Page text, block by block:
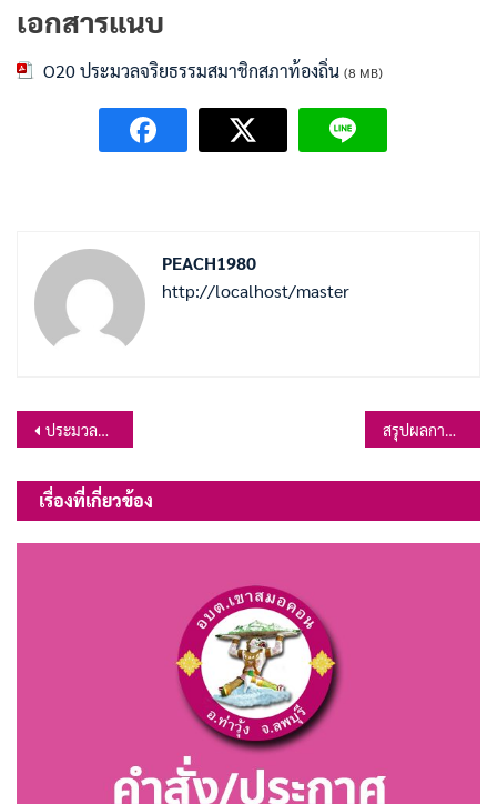
เอกสารแนบ
O20 ประมวลจริยธรรมสมาชิกสภาท้องถิ่น (8 MB)
PEACH1980
http://localhost/master
แนะแนว
เรื่อง
ประมวลจริยธรรมผู้บริหารท้องถิ่น สรุปผลการจัดซื้อจัดจ้าง ประจำเดือน เมษายน 2565
เรื่องที่เกี่ยวข้อง